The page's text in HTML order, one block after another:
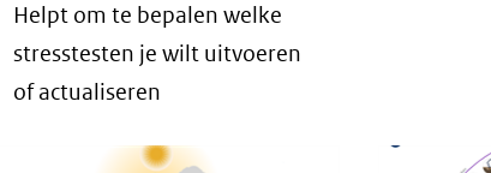
Helpt om te bepalen welke
stresstesten je wilt uitvoeren
of actualiseren